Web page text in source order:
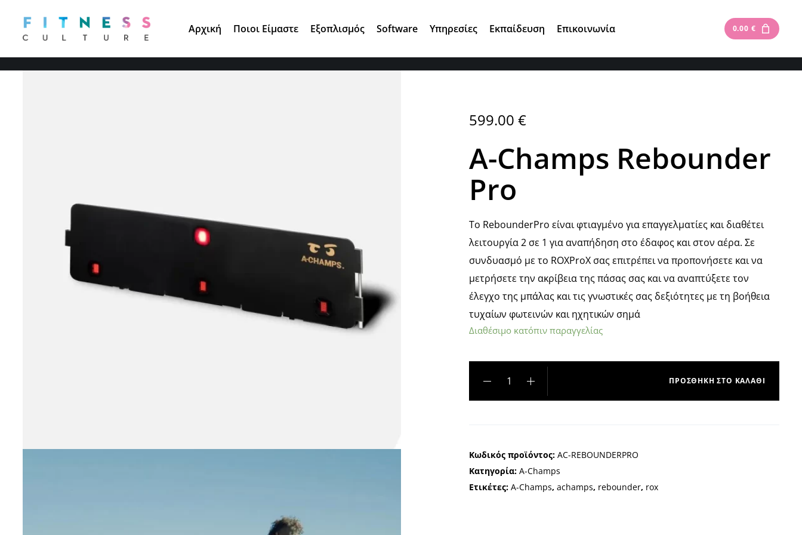
Τηλ. Παραγγελίες: 210 671 3891
Αρχική Ποιοι Είμαστε Εξοπλισμός Software Υπηρεσίες Εκπαίδευση Επικοινωνία 0.00 €
599.00€
A-Champs Rebounder
Pro
Το RebounderPro είναι φτιαγμένο για επαγγελματίες και διαθέτει
λειτουργία 2 σε 1 για αναπήδηση στο έδαφος και στον αέρα. Σε
συνδυασμό με το ROXProX σας επιτρέπει να προπονήσετε και να
μετρήσετε την ακρίβεια της πάσας σας και να αναπτύξετε τον
έλεγχο της μπάλας και τις γνωστικές σας δεξιότητες με τη βοήθεια
τυχαίων φωτεινών και ηχητικών σημά
Διαθέσιμο κατόπιν παραγγελίας
ΠΡΟΣΘΉΚΗ ΣΤΟ ΚΑΛΆΘΙ
e
r
a
Κωδικός προϊόντος:AC-REBOUNDERPRO
Κατηγορία:A-Champs
Ετικέτες:A-Champs,achamps, rebounder, rox